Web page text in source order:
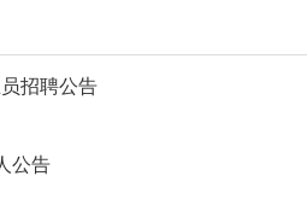
招聘公告
公告